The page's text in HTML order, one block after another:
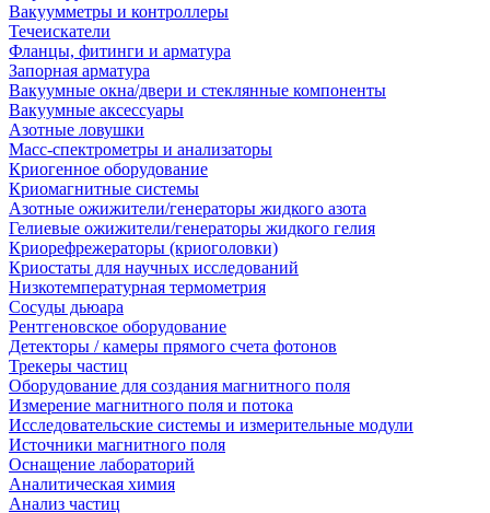
Вакуумметры и контроллеры
Течеискатели
Фланцы, фитинги и арматура
Запорная арматура
Вакуумные окна/двери и стеклянные компоненты
Вакуумные аксессуары
Азотные ловушки
Масс-спектрометры и анализаторы
Криогенное оборудование
Криомагнитные системы
Азотные ожижители/генераторы жидкого азота
Гелиевые ожижители/генераторы жидкого гелия
Криорефрежераторы (криоголовки)
Криостаты для научных исследований
Низкотемпературная термометрия
Сосуды дьюара
Рентгеновское оборудование
Детекторы / камеры прямого счета фотонов
Трекеры частиц
Оборудование для создания магнитного поля
Измерение магнитного поля и потока
Исследовательские системы и измерительные модули
Источники магнитного поля
Оснащение лабораторий
Аналитическая химия
Анализ частиц